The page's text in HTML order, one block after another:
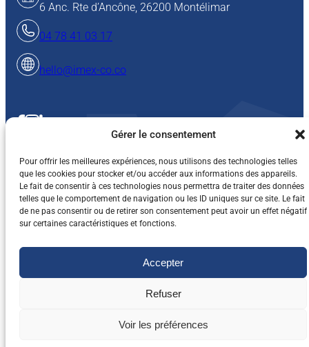
Gérer le consentement
Pour offrir les meilleures expériences, nous utilisons des technologies telles
que les cookies pour stocker et/ou accéder aux informations des appareils.
Le fait de consentir à ces technologies nous permettra de traiter des données
telles que le comportement de navigation ou les ID uniques sur ce site. Le fait
de ne pas consentir ou de retirer son consentement peut avoir un effet négatif
sur certaines caractéristiques et fonctions.
Accepter
Refuser
Voir les préférences
6 Anc. Rte d’Ancône, 26200 Montélimar
04 78 41 03 17
hello@imex-co.co
Mentions légales et vie privéeCookies
Conditions Générales de Vente